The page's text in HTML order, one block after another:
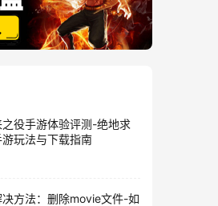
役手游体验评测-绝地求
玩法与下载指南
方法：删除movie文件-如